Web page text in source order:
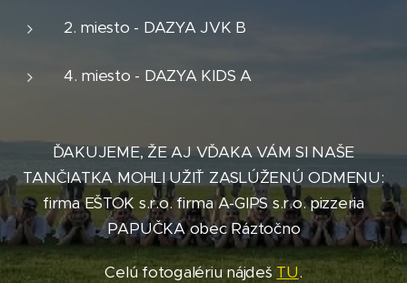
2. miesto - DAZYA JVK B
4. miesto - DAZYA KIDS A
ĎAKUJEME, ŽE AJ VĎAKA VÁM SI NAŠE
TANČIATKA MOHLI UŽIŤ ZASLÚŽENÚ ODMENU:
firma EŠTOK s.r.o. firma A-GIPS s.r.o. pizzeria
PAPUČKA obec Ráztočno
Celú fotogalériu nájdeš TU.